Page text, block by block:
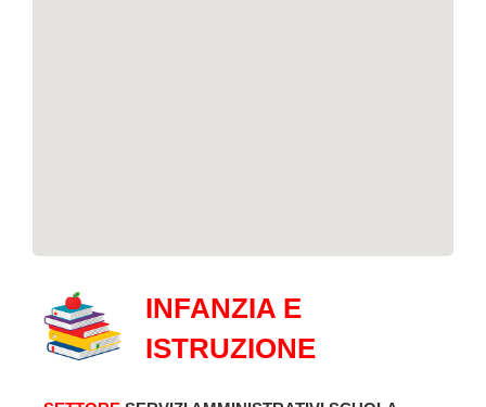
INFANZIA E
ISTRUZIONE